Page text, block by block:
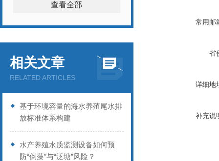
查看全部
相关文章
RELATED ARTICLES
基于环境容量的海水养殖尾水排
放标准体系构建
水产养殖水质监测设备如何预
防“倒藻”与“泛塘”风险？
常用邮
省
详细地
补充说